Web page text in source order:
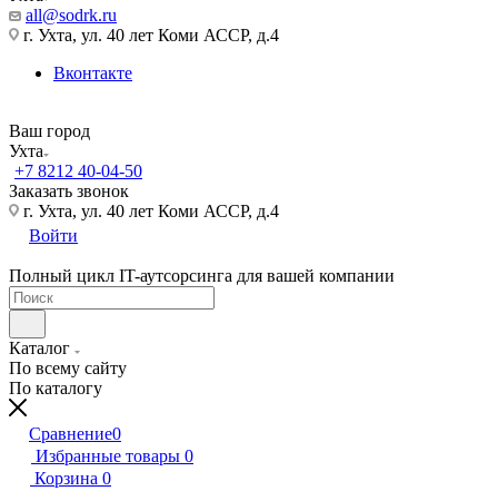
all@sodrk.ru
г. Ухта, ул. 40 лет Коми АССР, д.4
Вконтакте
Ваш город
Ухта
+7 8212 40-04-50
Заказать звонок
г. Ухта, ул. 40 лет Коми АССР, д.4
Войти
Полный цикл IT-аутсорсинга для вашей компании
Каталог
По всему сайту
По каталогу
Сравнение0
Избранные товары 0
Корзина 0